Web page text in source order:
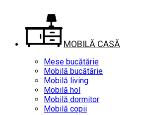
MOBILĂ CASĂ
Mese bucătărie
Mobilă bucătărie
Mobilă living
Mobilă hol
Mobilă dormitor
Mobilă copii